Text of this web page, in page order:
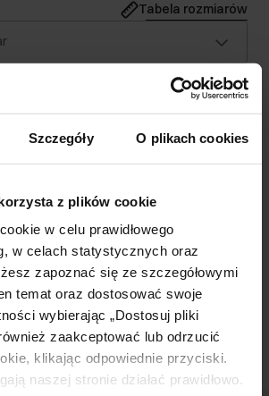
Szczegóły O plikach cookies
z plików cookie
w celu prawidłowego
w celach statystycznych oraz
zapoznać się ze szczegółowymi
temat oraz dostosować swoje
wybierając „Dostosuj pliki
zaakceptować lub odrzucić
klikając odpowiednie przyciski.
naszej stronie działać prawidłowo.
Tabela rozmiarów
roboczy